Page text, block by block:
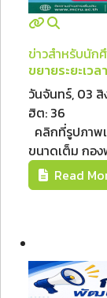
ข่าวสำหรับนัก
ขยายระยะเว
วันจันทร์, 03 สิ
ฮิต: 36
คลิกที่รูปภาพ
ขนาดเต็ม กอ
Read